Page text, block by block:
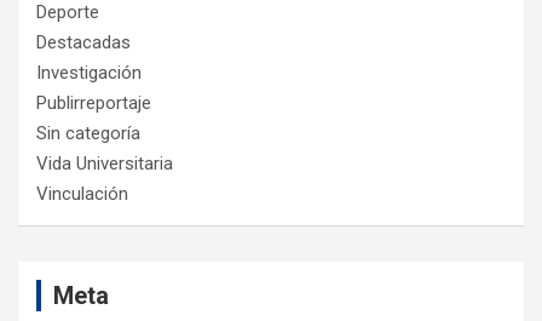
Deporte
Destacadas
Investigación
Publirreportaje
Sin categoría
Vida Universitaria
Vinculación
Meta